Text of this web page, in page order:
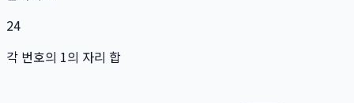
24
각 번호의 1의 자리 합